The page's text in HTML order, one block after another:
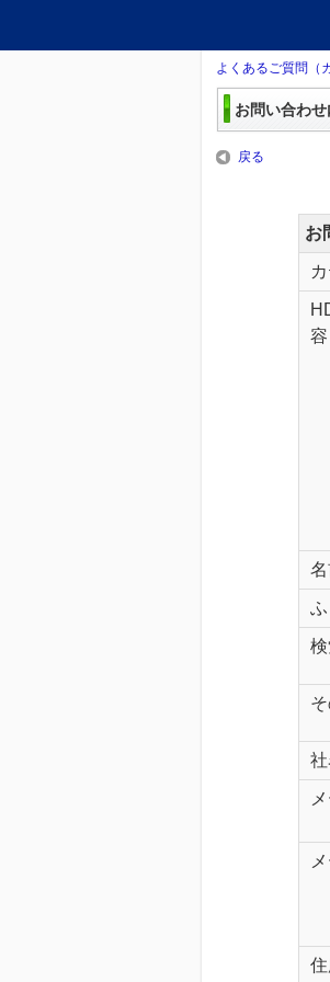
よくあるご質問（
お問い合わ
戻る
お
容
社